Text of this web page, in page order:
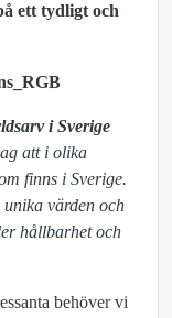
ett tydligt och
i Sverige
att i olika
finns i Sverige.
värden och
hållbarhet och
behöver vi